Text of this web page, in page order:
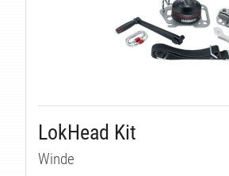
LokHead Kit
Winde